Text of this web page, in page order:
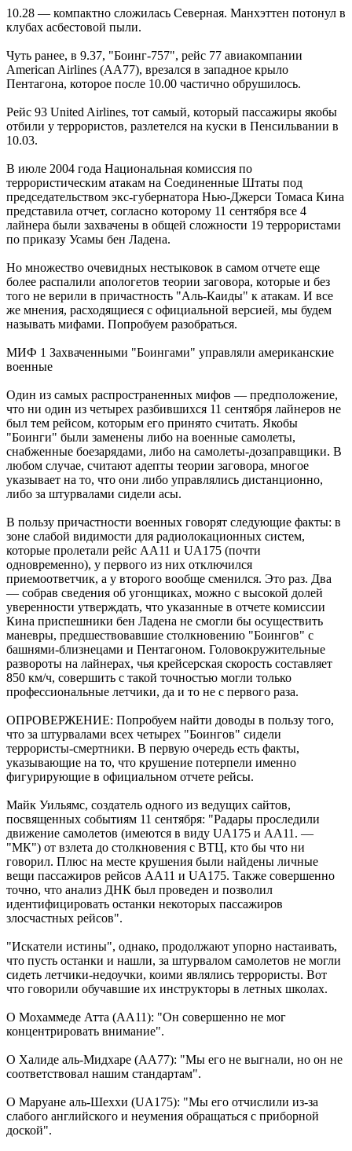
10.28 — компактно сложилась Северная. Манхэттен потонул в
клубах асбестовой пыли.
Чуть ранее, в 9.37, "Боинг-757", рейс 77 авиакомпании
American Airlines (AA77), врезался в западное крыло
Пентагона, которое после 10.00 частично обрушилось.
Рейс 93 United Airlines, тот самый, который пассажиры якобы
отбили у террористов, разлетелся на куски в Пенсильвании в
10.03.
В июле 2004 года Национальная комиссия по
террористическим атакам на Соединенные Штаты под
председательством экс-губернатора Нью-Джерси Томаса Кина
представила отчет, согласно которому 11 сентября все 4
лайнера были захвачены в общей сложности 19 террористами
по приказу Усамы бен Ладена.
Но множество очевидных нестыковок в самом отчете еще
более распалили апологетов теории заговора, которые и без
того не верили в причастность "Аль-Каиды" к атакам. И все
же мнения, расходящиеся с официальной версией, мы будем
называть мифами. Попробуем разобраться.
МИФ 1 Захваченными "Боингами" управляли американские
военные
Один из самых распространенных мифов — предположение,
что ни один из четырех разбившихся 11 сентября лайнеров не
был тем рейсом, которым его принято считать. Якобы
"Боинги" были заменены либо на военные самолеты,
снабженные боезарядами, либо на самолеты-дозаправщики. В
любом случае, считают адепты теории заговора, многое
указывает на то, что они либо управлялись дистанционно,
либо за штурвалами сидели асы.
В пользу причастности военных говорят следующие факты: в
зоне слабой видимости для радиолокационных систем,
которые пролетали рейс АА11 и UA175 (почти
одновременно), у первого из них отключился
приемоответчик, а у второго вообще сменился. Это раз. Два
— собрав сведения об угонщиках, можно с высокой долей
уверенности утверждать, что указанные в отчете комиссии
Кина приспешники бен Ладена не смогли бы осуществить
маневры, предшествовавшие столкновению "Боингов" с
башнями-близнецами и Пентагоном. Головокружительные
развороты на лайнерах, чья крейсерская скорость составляет
850 км/ч, совершить с такой точностью могли только
профессиональные летчики, да и то не с первого раза.
ОПРОВЕРЖЕНИЕ: Попробуем найти доводы в пользу того,
что за штурвалами всех четырех "Боингов" сидели
террористы-смертники. В первую очередь есть факты,
указывающие на то, что крушение потерпели именно
фигурирующие в официальном отчете рейсы.
Майк Уильямс, создатель одного из ведущих сайтов,
посвященных событиям 11 сентября: "Радары проследили
движение самолетов (имеются в виду UA175 и АА11. —
"МК") от взлета до столкновения с ВТЦ, кто бы что ни
говорил. Плюс на месте крушения были найдены личные
вещи пассажиров рейсов АА11 и UA175. Также совершенно
точно, что анализ ДНК был проведен и позволил
идентифицировать останки некоторых пассажиров
злосчастных рейсов".
"Искатели истины", однако, продолжают упорно настаивать,
что пусть останки и нашли, за штурвалом самолетов не могли
сидеть летчики-недоучки, коими являлись террористы. Вот
что говорили обучавшие их инструкторы в летных школах.
О Мохаммеде Атта (АА11): "Он совершенно не мог
концентрировать внимание".
О Халиде аль-Мидхаре (АА77): "Мы его не выгнали, но он не
соответствовал нашим стандартам".
О Маруане аль-Шеххи (UA175): "Мы его отчислили из-за
слабого английского и неумения обращаться с приборной
доской".